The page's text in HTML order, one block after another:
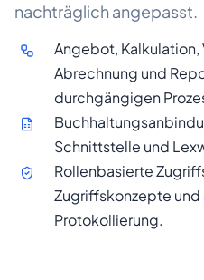
nachträglich angepasst.
Angebot,
Abrechnung und
durchgängigen
Schnittstelle und
Rollenbasierte
Zugriffskonzepte
Protokollierung.